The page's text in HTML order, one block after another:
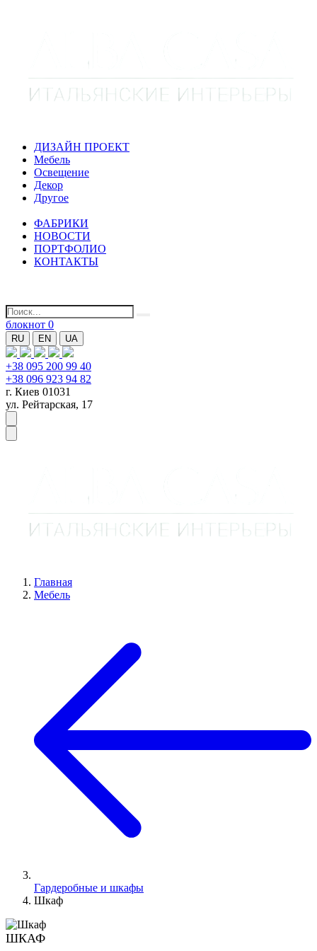
ДИЗАЙН ПРОЕКТ
Мебель
Освещение
Декор
Другое
ФАБРИКИ
НОВОСТИ
ПОРТФОЛИО
КОНТАКТЫ
блокнот 0
RU EN UA
+38 095 200 99 40
+38 096 923 94 82
г. Киев 01031
ул. Рейтарская, 17
Главная
Мебель
Гардеробные и шкафы
Шкаф
ШКАФ